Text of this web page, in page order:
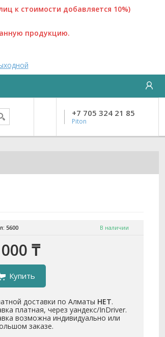
к стоимости добавляется 10%)
продукцию.
+7 705 324 21 85
Piton
5600 В наличии
₸
Купить
доставки по Алматы НЕТ.
платная, через уандекс/InDriver.
возможна индивидуально или
заказе.